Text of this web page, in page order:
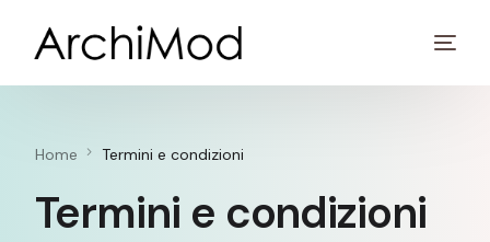
Home Termini e condizioni
Termini e condizioni